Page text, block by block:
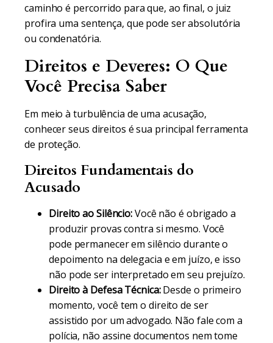
caminho é percorrido para que, ao final, o juiz
profira uma sentença, que pode ser absolutória
ou condenatória.
Direitos e Deveres: O Que
Você Precisa Saber
Em meio à turbulência de uma acusação,
conhecer seus direitos é sua principal ferramenta
de proteção.
Direitos Fundamentais do
Acusado
Direito ao Silêncio:Você não é obrigado a
produzir provas contra si mesmo. Você
pode permanecer em silêncio durante o
depoimento na delegacia e em juízo, e isso
não pode ser interpretado em seu prejuízo.
Direito à Defesa Técnica:Desde o primeiro
momento, você tem o direito de ser
assistido por um advogado. Não fale com a
polícia, não assine documentos nem tome